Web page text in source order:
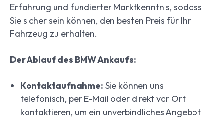
Erfahrung und fundierter Marktkenntnis, sodass
Sie sicher sein können, den besten Preis für Ihr
Fahrzeug zu erhalten.
Der Ablauf des BMW Ankaufs:
Kontaktaufnahme: Sie können uns
telefonisch, per E-Mail oder direkt vor Ort
kontaktieren, um ein unverbindliches Angebot